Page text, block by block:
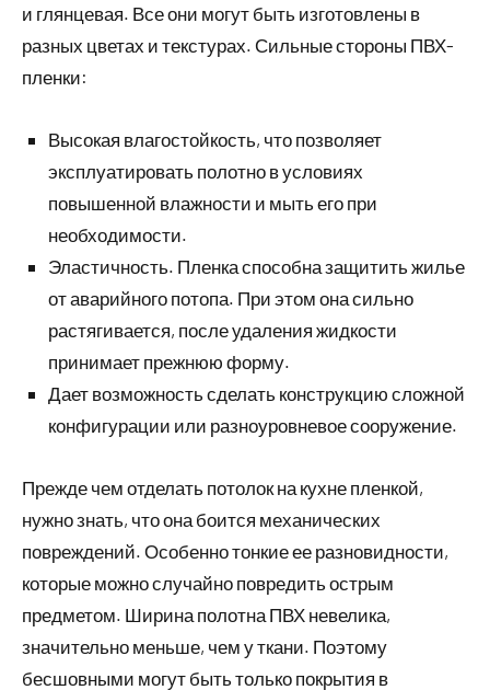
и глянцевая. Все они могут быть изготовлены в
разных цветах и текстурах. Сильные стороны ПВХ-
пленки:
Высокая влагостойкость, что позволяет
эксплуатировать полотно в условиях
повышенной влажности и мыть его при
необходимости.
Эластичность. Пленка способна защитить жилье
от аварийного потопа. При этом она сильно
растягивается, после удаления жидкости
принимает прежнюю форму.
Дает возможность сделать конструкцию сложной
конфигурации или разноуровневое сооружение.
Прежде чем отделать потолок на кухне пленкой,
нужно знать, что она боится механических
повреждений. Особенно тонкие ее разновидности,
которые можно случайно повредить острым
предметом. Ширина полотна ПВХ невелика,
значительно меньше, чем у ткани. Поэтому
бесшовными могут быть только покрытия в